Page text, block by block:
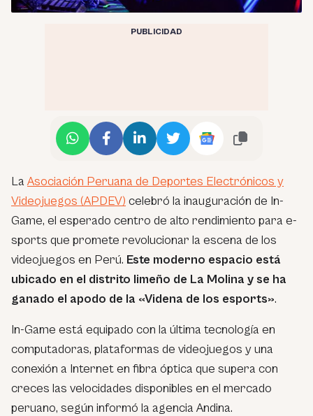
PUBLICIDAD
La Asociación Peruana de Deportes Electrónicos y
Videojuegos (APDEV) celebró la inauguración de In-
Game, el esperado centro de alto rendimiento para e-
sports que promete revolucionar la escena de los
videojuegos en Perú. Este moderno espacio está
ubicado en el distrito limeño de La Molina y se ha
ganado el apodo de la «Videna de los esports».
In-Game está equipado con la última tecnología en
computadoras, plataformas de videojuegos y una
conexión a Internet en fibra óptica que supera con
creces las velocidades disponibles en el mercado
peruano, según informó la agencia Andina.